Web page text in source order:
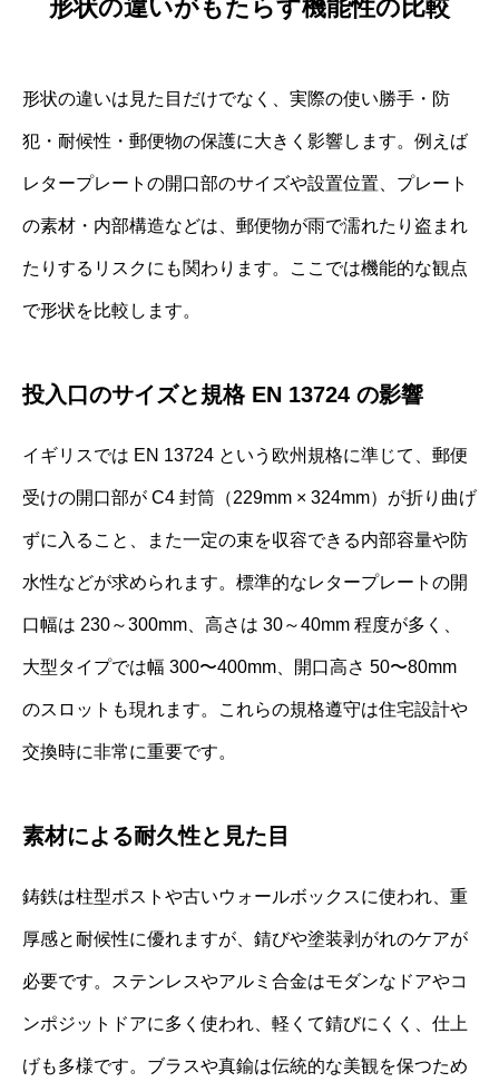
形状の違いがもたらす機能性の比較
形状の違いは見た目だけでなく、実際の使い勝手・防
犯・耐候性・郵便物の保護に大きく影響します。例えば
レタープレートの開口部のサイズや設置位置、プレート
の素材・内部構造などは、郵便物が雨で濡れたり盗まれ
たりするリスクにも関わります。ここでは機能的な観点
で形状を比較します。
投入口のサイズと規格 EN 13724 の影響
イギリスでは EN 13724 という欧州規格に準じて、郵便
受けの開口部が C4 封筒（229mm × 324mm）が折り曲げ
ずに入ること、また一定の束を収容できる内部容量や防
水性などが求められます。標準的なレタープレートの開
口幅は 230～300mm、高さは 30～40mm 程度が多く、
大型タイプでは幅 300〜400mm、開口高さ 50〜80mm
のスロットも現れます。これらの規格遵守は住宅設計や
交換時に非常に重要です。
素材による耐久性と見た目
鋳鉄は柱型ポストや古いウォールボックスに使われ、重
厚感と耐候性に優れますが、錆びや塗装剥がれのケアが
必要です。ステンレスやアルミ合金はモダンなドアやコ
ンポジットドアに多く使われ、軽くて錆びにくく、仕上
げも多様です。ブラスや真鍮は伝統的な美観を保つため